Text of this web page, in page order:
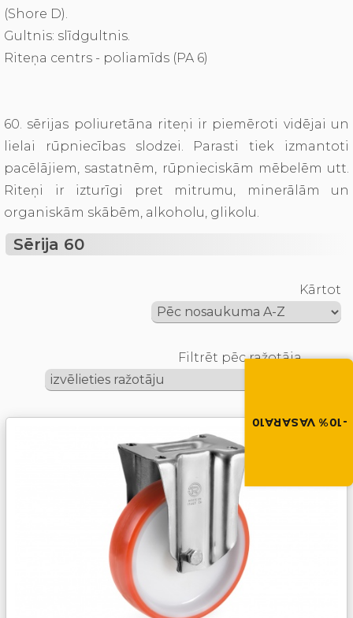
Vasara nāk ar
-10% VASARA10
(Shore D).
Gultnis: slīdgultnis.
Riteņa centrs - poliamīds (PA 6)
60. sērijas poliuretāna riteņi ir piemēroti vidējai un
lielai rūpniecības slodzei. Parasti tiek izmantoti
pacēlājiem, sastatnēm, rūpnieciskām mēbelēm utt.
Riteņi ir izturīgi pret mitrumu, minerālām un
organiskām skābēm, alkoholu, glikolu.
Sērija 60
Kārtot
Filtrēt pēc ražotāja